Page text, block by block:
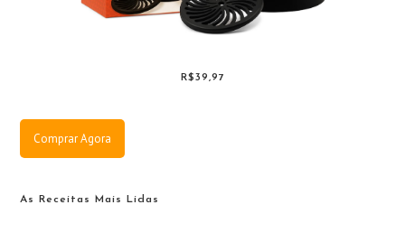
R$39,97
Comprar Agora
As Receitas Mais Lidas